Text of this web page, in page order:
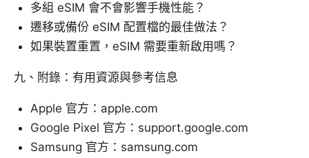
多組 eSIM 會不會影響手機性能？
遷移或備份 eSIM 配置檔的最佳做法？
如果裝置重置，eSIM 需要重新啟用嗎？
九、附錄：有用資源與參考信息
Apple 官方：apple.com
Google Pixel 官方：support.google.com
Samsung 官方：samsung.com